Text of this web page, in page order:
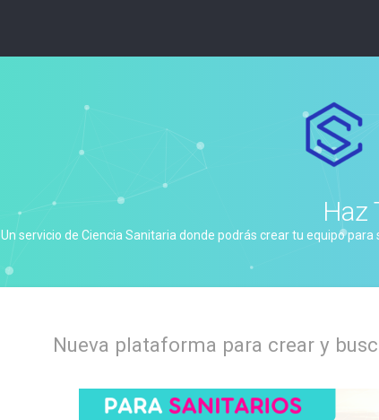
Haz
Un servicio de Ciencia Sanitaria donde podrás crear tu equipo
Nueva plataforma para crear y